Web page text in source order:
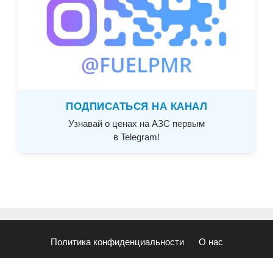
ПОДПИСАТЬСЯ НА КАНАЛ
Узнавай о ценах на АЗС первым
в Telegram!
Политика конфиденциальности О нас